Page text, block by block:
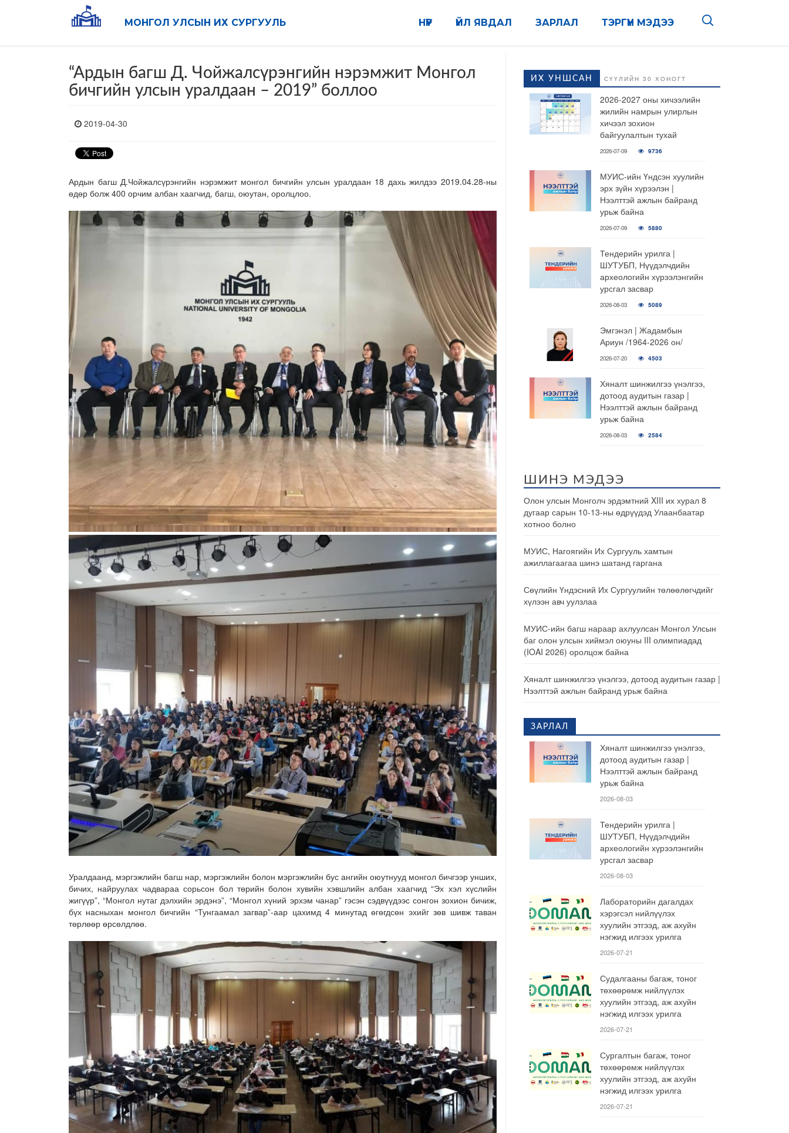
МОНГОЛ УЛСЫН ИХ СУРГУУЛЬ ТЭРГҮҮН МЭДЭЭ
ЗАРЛАЛ
ҮЙЛ ЯВДАЛ
НҮҮР
“Ардын багш Д. Чойжалсүрэнгийн нэрэмжит Монгол
бичгийн улсын уралдаан – 2019” боллоо
2019-04-30
Ардын багш Д.Чойжалсүрэнгийн нэрэмжит монгол бичгийн улсын уралдаан 18 дахь жилдээ 2019.04.28-ны
өдөр болж 400 орчим албан хаагчид, багш, оюутан, оролцлоо.
Уралдаанд, мэргэжлийн багш нар, мэргэжлийн болон мэргэжлийн бус ангийн оюутнууд монгол бичгээр унших,
бичих, найруулах чадвараа сорьсон бол төрийн болон хувийн хэвшлийн албан хаагчид “Эх хэл хүслийн
жигүүр”, “Монгол нутаг дэлхийн эрдэнэ”, “Монгол хүний эрхэм чанар” гэсэн сэдвүүдээс сонгон зохион бичиж,
бүх насныхан монгол бичгийн “Тунгаамал загвар”-аар цахимд 4 минутад өгөгдсөн эхийг зөв шивж таван
төрлөөр өрсөлдлөө.
ИХ УНШСАН СҮҮЛИЙН 30 ХОНОГТ
2026-2027 оны хичээлийн
жилийн намрын улирлын
хичээл зохион
байгуулалтын тухай
2026-07-09 9736
МУИС-ийн Үндсэн хуулийн
эрх зүйн хүрээлэн |
Нээлттэй ажлын байранд
урьж байна
2026-07-09 5880
Тендерийн урилга |
ШУТУБП, Нүүдэлчдийн
археологийн хүрээлэнгийн
урсгал засвар
2026-08-03 5089
Эмгэнэл | Жадамбын
Ариун /1964-2026 он/
2026-07-20 4503
Хяналт шинжилгээ үнэлгээ,
дотоод аудитын газар |
Нээлттэй ажлын байранд
урьж байна
2026-08-03 2584
ШИНЭ МЭДЭЭ
Олон улсын Монголч эрдэмтний XIII их хурал 8
дугаар сарын 10-13-ны өдрүүдэд Улаанбаатар
хотноо болно
МУИС, Нагоягийн Их Сургууль хамтын
ажиллагаагаа шинэ шатанд гаргана
Сөүлийн Үндэсний Их Сургуулийн төлөөлөгчдийг
хүлээн авч уулзлаа
МУИС-ийн багш нараар ахлуулсан Монгол Улсын
баг олон улсын хиймэл оюуны III олимпиадад
(IOAI 2026) оролцож байна
Хяналт шинжилгээ үнэлгээ, дотоод аудитын газар |
Нээлттэй ажлын байранд урьж байна
ЗАРЛАЛ
Хяналт шинжилгээ үнэлгээ,
дотоод аудитын газар |
Нээлттэй ажлын байранд
урьж байна
2026-08-03
Тендерийн урилга |
ШУТУБП, Нүүдэлчдийн
археологийн хүрээлэнгийн
урсгал засвар
2026-08-03
Лабораторийн дагалдах
хэрэгсэл нийлүүлэх
хуулийн этгээд, аж ахуйн
нэгжид илгээх урилга
2026-07-21
Судалгааны багаж, тоног
төхөөрөмж нийлүүлэх
хуулийн этгээд, аж ахуйн
нэгжид илгээх урилга
2026-07-21
Сургалтын багаж, тоног
төхөөрөмж нийлүүлэх
хуулийн этгээд, аж ахуйн
нэгжид илгээх урилга
2026-07-21